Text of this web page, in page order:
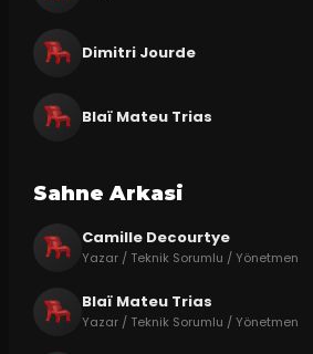
Dimitri Jourde
Blaï Mateu Trias
Sahne Arkasi
Camille Decourtye
Yazar / Teknik Sorumlu / Yönetmen
Blaï Mateu Trias
Yazar / Teknik Sorumlu / Yönetmen